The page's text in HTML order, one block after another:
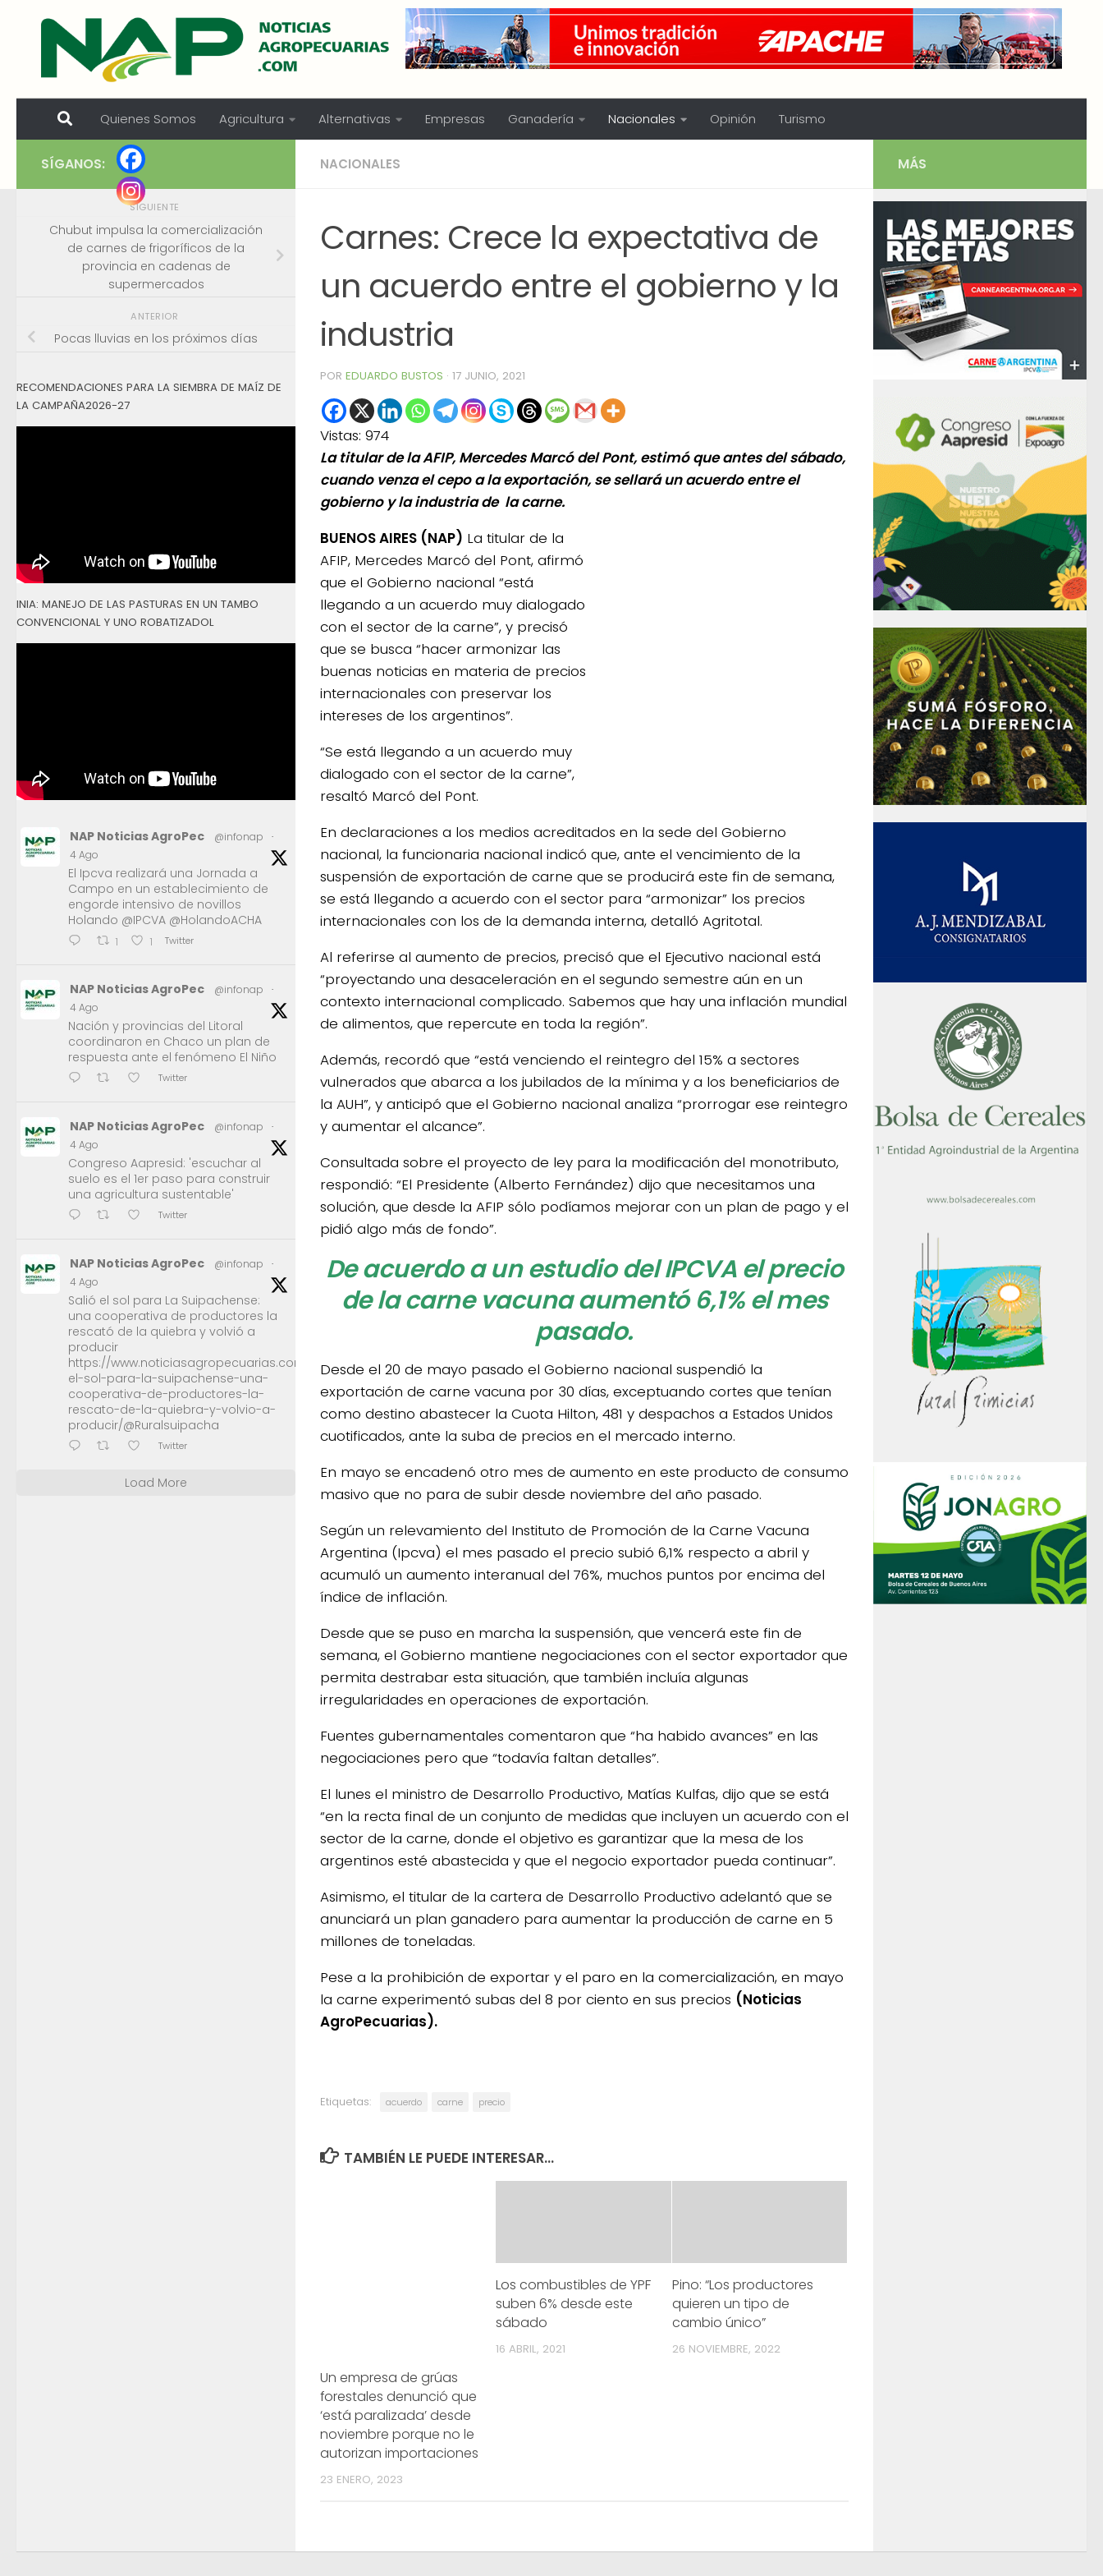
Skip to content
Quienes Somos Agricultura Alternativas Empresas Ganadería Nacionales Opinión Turismo
NACIONALES
Carnes: Crece la expectativa de
un acuerdo entre el gobierno y la
industria
POR EDUARDO BUSTOS · 17 JUNIO, 2021
Vistas: 974
La titular de la AFIP, Mercedes Marcó del Pont, estimó que antes del sábado,
cuando venza el cepo a la exportación, se sellará un acuerdo entre el
gobierno y la industria de la carne.
BUENOS AIRES (NAP) La titular de la
AFIP, Mercedes Marcó del Pont, afirmó
que el Gobierno nacional “está
llegando a un acuerdo muy dialogado
con el sector de la carne”, y precisó
que se busca “hacer armonizar las
buenas noticias en materia de precios
internacionales con preservar los
intereses de los argentinos”.
“Se está llegando a un acuerdo muy
dialogado con el sector de la carne”,
resaltó Marcó del Pont.
En declaraciones a los medios acreditados en la sede del Gobierno
nacional, la funcionaria nacional indicó que, ante el vencimiento de la
suspensión de exportación de carne que se producirá este fin de semana,
se está llegando a acuerdo con el sector para “armonizar” los precios
internacionales con los de la demanda interna, detalló Agritotal.
Al referirse al aumento de precios, precisó que el Ejecutivo nacional está
“proyectando una desaceleración en el segundo semestre aún en un
contexto internacional complicado. Sabemos que hay una inflación mundial
de alimentos, que repercute en toda la región”.
Además, recordó que “está venciendo el reintegro del 15% a sectores
vulnerados que abarca a los jubilados de la mínima y a los beneficiarios de
la AUH”, y anticipó que el Gobierno nacional analiza “prorrogar ese reintegro
y aumentar el alcance”.
Consultada sobre el proyecto de ley para la modificación del monotributo,
respondió: “El Presidente (Alberto Fernández) dijo que necesitamos una
solución, que desde la AFIP sólo podíamos mejorar con un plan de pago y el
pidió algo más de fondo”.
De acuerdo a un estudio del IPCVA el precio
de la carne vacuna aumentó 6,1% el mes
pasado.
Desde el 20 de mayo pasado el Gobierno nacional suspendió la
exportación de carne vacuna por 30 días, exceptuando cortes que tenían
como destino abastecer la Cuota Hilton, 481 y despachos a Estados Unidos
cuotificados, ante la suba de precios en el mercado interno.
En mayo se encadenó otro mes de aumento en este producto de consumo
masivo que no para de subir desde noviembre del año pasado.
Según un relevamiento del Instituto de Promoción de la Carne Vacuna
Argentina (Ipcva) el mes pasado el precio subió 6,1% respecto a abril y
acumuló un aumento interanual del 76%, muchos puntos por encima del
índice de inflación.
Desde que se puso en marcha la suspensión, que vencerá este fin de
semana, el Gobierno mantiene negociaciones con el sector exportador que
permita destrabar esta situación, que también incluía algunas
irregularidades en operaciones de exportación.
Fuentes gubernamentales comentaron que “ha habido avances” en las
negociaciones pero que “todavía faltan detalles”.
El lunes el ministro de Desarrollo Productivo, Matías Kulfas, dijo que se está
“en la recta final de un conjunto de medidas que incluyen un acuerdo con el
sector de la carne, donde el objetivo es garantizar que la mesa de los
argentinos esté abastecida y que el negocio exportador pueda continuar”.
Asimismo, el titular de la cartera de Desarrollo Productivo adelantó que se
anunciará un plan ganadero para aumentar la producción de carne en 5
millones de toneladas.
Pese a la prohibición de exportar y el paro en la comercialización, en mayo
la carne experimentó subas del 8 por ciento en sus precios (Noticias
AgroPecuarias).
Etiquetas: acuerdo carne precio
TAMBIÉN LE PUEDE INTERESAR...
Un empresa de grúas
forestales denunció que
‘está paralizada’ desde
noviembre porque no le
autorizan importaciones
23 ENERO, 2023
Los combustibles de YPF
suben 6% desde este
sábado
16 ABRIL, 2021
Pino: “Los productores
quieren un tipo de
cambio único”
26 NOVIEMBRE, 2022
SÍGANOS:
SIGUIENTE
Chubut impulsa la comercialización
de carnes de frigoríficos de la
provincia en cadenas de
supermercados
ANTERIOR
Pocas lluvias en los próximos días
RECOMENDACIONES PARA LA SIEMBRA DE MAÍZ DE
LA CAMPAÑA2026-27
INIA: MANEJO DE LAS PASTURAS EN UN TAMBO
CONVENCIONAL Y UNO ROBATIZADOL
NAP Noticias AgroPec @infonap
·
4 Ago
El Ipcva realizará una Jornada a
Campo en un establecimiento de
engorde intensivo de novillos
Holando @IPCVA @HolandoACHA
1 1 Twitter
NAP Noticias AgroPec @infonap
·
4 Ago
Nación y provincias del Litoral
coordinaron en Chaco un plan de
respuesta ante el fenómeno El Niño
Twitter
NAP Noticias AgroPec @infonap
·
4 Ago
Congreso Aapresid: 'escuchar al
suelo es el 1er paso para construir
una agricultura sustentable'
Twitter
NAP Noticias AgroPec @infonap
·
4 Ago
Salió el sol para La Suipachense:
una cooperativa de productores la
rescató de la quiebra y volvió a
producir
https://www.noticiasagropecuarias.com/2026/08/04/salio-
el-sol-para-la-suipachense-una-
cooperativa-de-productores-la-
rescato-de-la-quiebra-y-volvio-a-
producir/@Ruralsuipacha
Twitter
Load More
MÁS